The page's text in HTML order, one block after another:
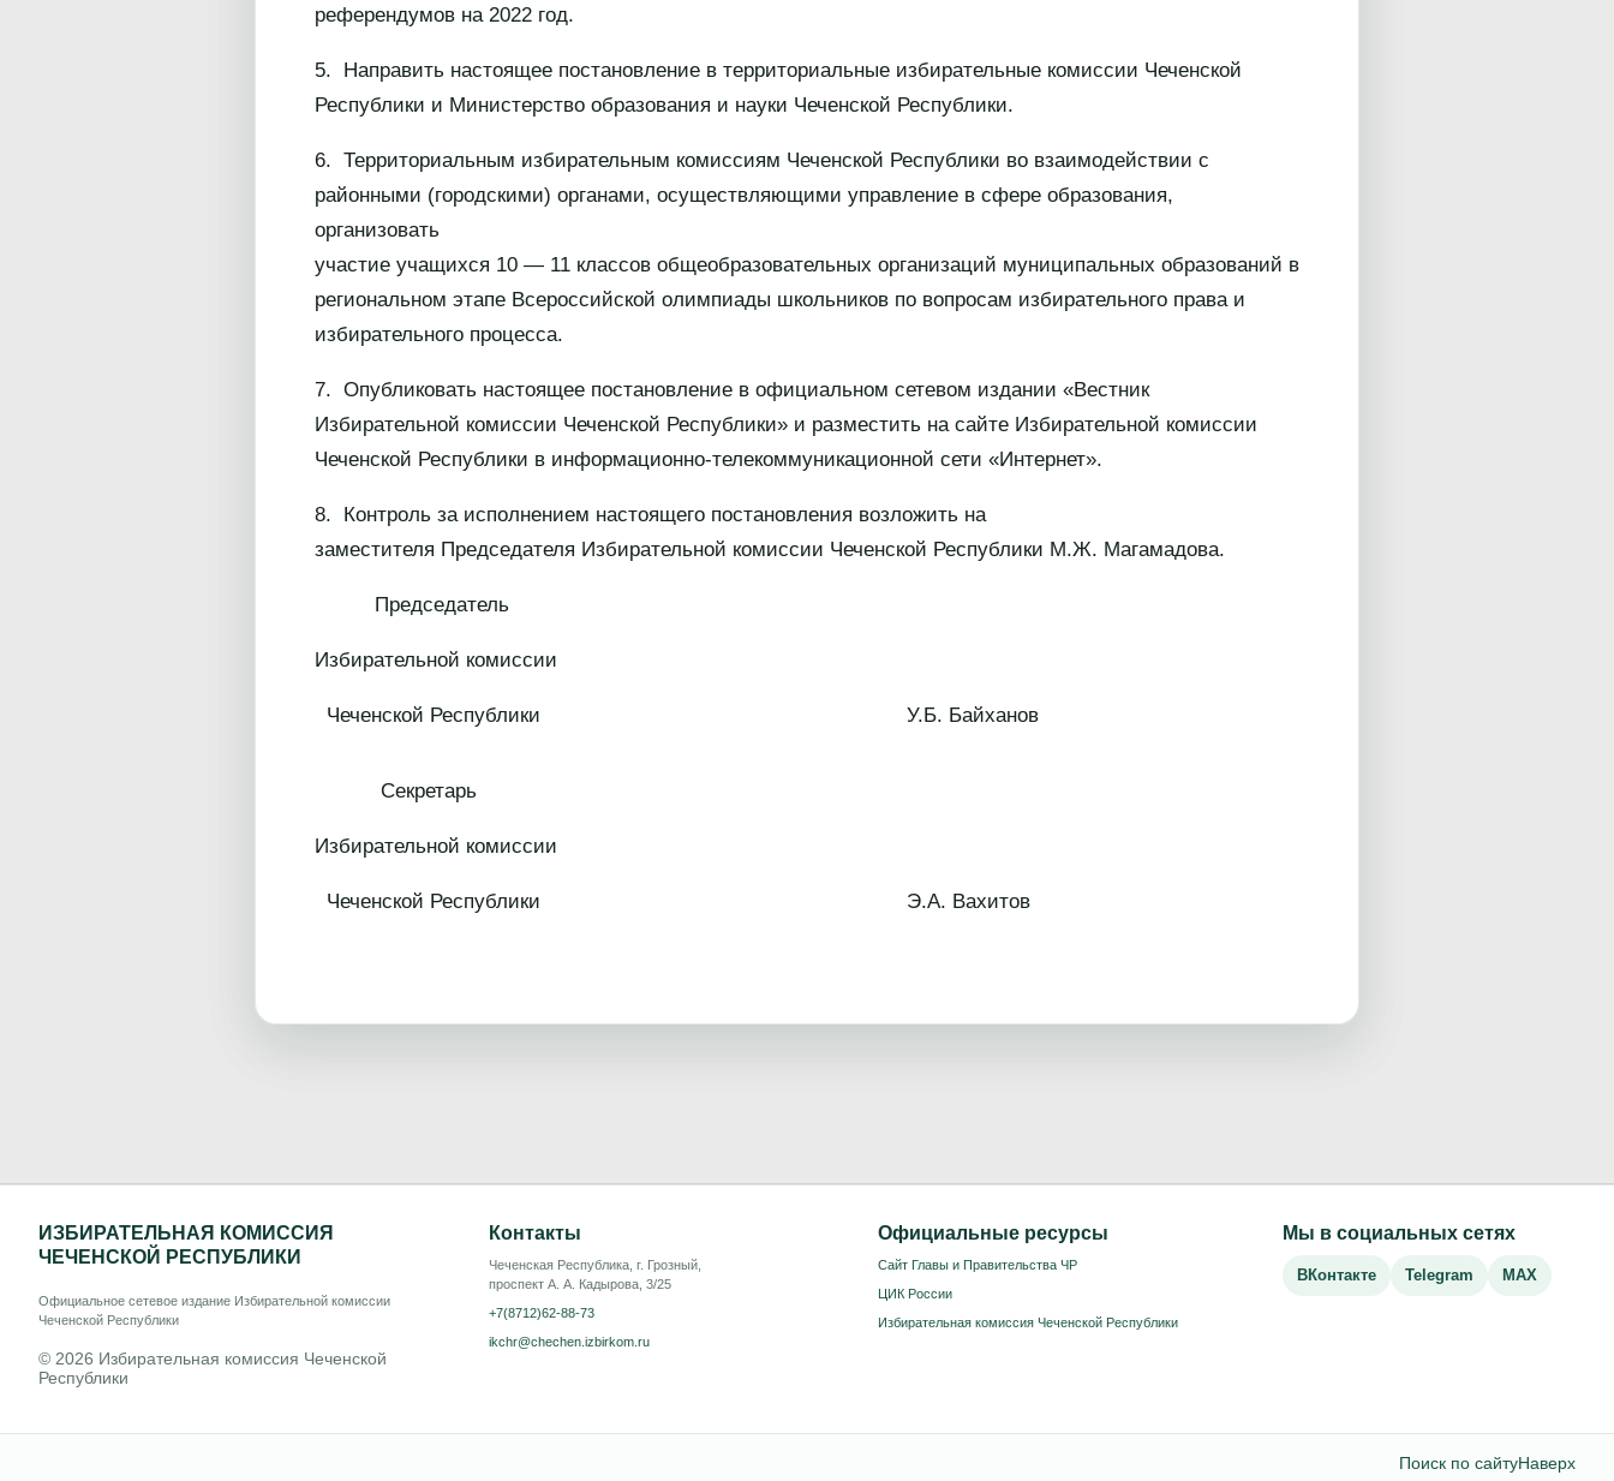
референдумов на 2022 год.
5. Направить настоящее постановление в территориальные избирательные комиссии Чеченской
Республики и Министерство образования и науки Чеченской Республики.
6. Территориальным избирательным комиссиям Чеченской Республики во взаимодействии с
районными (городскими) органами, осуществляющими управление в сфере образования,
организовать
участие учащихся 10 — 11 классов общеобразовательных организаций муниципальных образований в
региональном этапе Всероссийской олимпиады школьников по вопросам избирательного права и
избирательного процесса.
7. Опубликовать настоящее постановление в официальном сетевом издании «Вестник
Избирательной комиссии Чеченской Республики» и разместить на сайте Избирательной комиссии
Чеченской Республики в информационно-телекоммуникационной сети «Интернет».
8. Контроль за исполнением настоящего постановления возложить на
заместителя Председателя Избирательной комиссии Чеченской Республики М.Ж. Магамадова.
Председатель
Избирательной комиссии
Чеченской Республики У.Б. Байханов
Секретарь
Избирательной комиссии
Чеченской Республики Э.А. Вахитов
ИЗБИРАТЕЛЬНАЯ КОМИССИЯ
ЧЕЧЕНСКОЙ РЕСПУБЛИКИ
Официальное сетевое издание Избирательной комиссии
Чеченской Республики
© 2026 Избирательная комиссия Чеченской
Республики
Контакты
Чеченская Республика, г. Грозный,
проспект А. А. Кадырова, 3/25
+7(8712)62-88-73
ikchr@chechen.izbirkom.ru
Официальные ресурсы
Сайт Главы и Правительства ЧР
ЦИК России
Избирательная комиссия Чеченской Республики
Мы в социальных сетях
ВКонтакте Telegram MAX
Поиск по сайтуНаверх